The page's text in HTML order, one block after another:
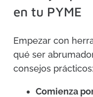
en tu PYME
Empezar con
qué ser
consejos prácticos:
Comienza